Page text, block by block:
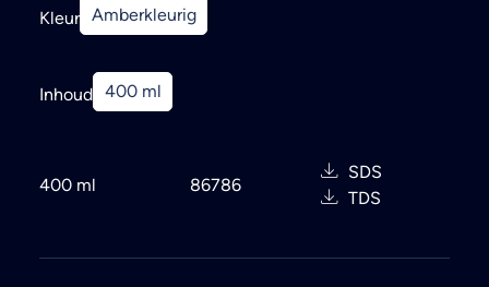
Kleur Amberkleurig
Inhoud 400 ml
400 ml 86786
SDS
TDS